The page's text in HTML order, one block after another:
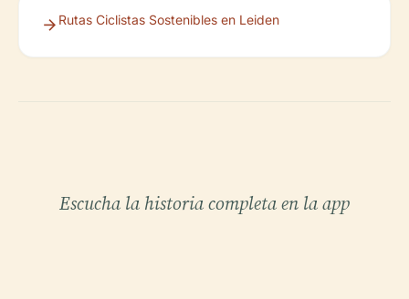
Rutas Ciclistas Sostenibles en Leiden
Escucha la historia completa en la app